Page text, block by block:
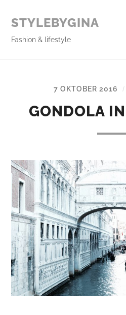
STYLEBYGINA
Fashion & lifestyle
7 OKTOBER 2016 /
GONDOLA